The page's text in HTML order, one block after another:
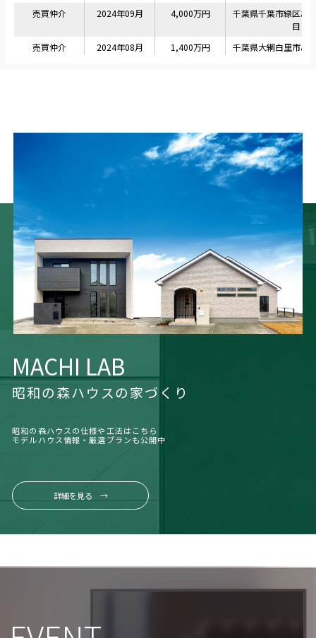
MACHI LAB
昭和の森ハウスの家づくり
昭和の森ハウスの仕様や工法はこちら
モデルハウス情報・厳選プランも公開中
詳細を見る →